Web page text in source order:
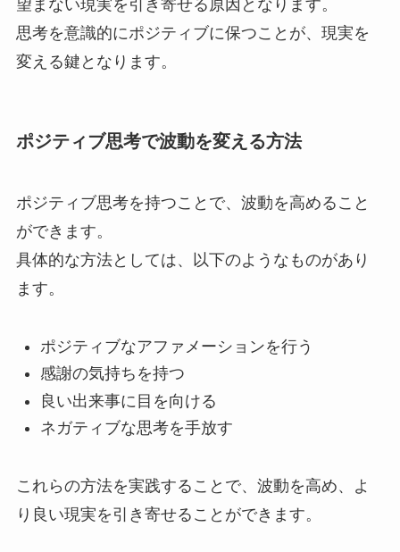
望まない現実を引き寄せる原因となります。
思考を意識的にポジティブに保つことが、現実を
変える鍵となります。
ポジティブ思考で波動を変える方法
ポジティブ思考を持つことで、波動を高めること
ができます。
具体的な方法としては、以下のようなものがあり
ます。
ポジティブなアファメーションを行う
感謝の気持ちを持つ
良い出来事に目を向ける
ネガティブな思考を手放す
これらの方法を実践することで、波動を高め、よ
り良い現実を引き寄せることができます。